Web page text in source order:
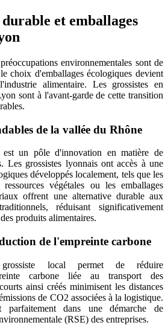
et emballages
environnementales sont de
choix d'emballages écologiques devient
alimentaire. Les grossistes en
sont à l'avant-garde de cette transition
de la vallée du Rhône
un pôle d'innovation en matière de
Les grossistes lyonnais ont accès à une
développés localement, tels que les
végétales ou les emballages
offrent une alternative durable aux
réduisant significativement
produits alimentaires.
de l'empreinte carbone
local permet de réduire
carbone liée au transport des
ainsi créés minimisent les distances
de CO2 associées à la logistique.
parfaitement dans une démarche de
(RSE) des entreprises.